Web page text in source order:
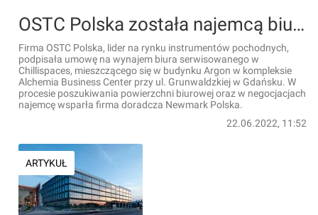
OSTC Polska została najemcą biur serwisowanych w Chillispaces w kompleksie Alchemia w Gdańsku
Firma OSTC Polska, lider na rynku instrumentów pochodnych,
podpisała umowę na wynajem biura serwisowanego w
Chillispaces, mieszczącego się w budynku Argon w kompleksie
Alchemia Business Center przy ul. Grunwaldzkiej w Gdańsku. W
procesie poszukiwania powierzchni biurowej oraz w negocjacjach
najemcę wsparła firma doradcza Newmark Polska.
22.06.2022, 11:52
ARTYKUŁ